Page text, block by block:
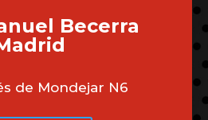
Becerra
de Mondejar N6